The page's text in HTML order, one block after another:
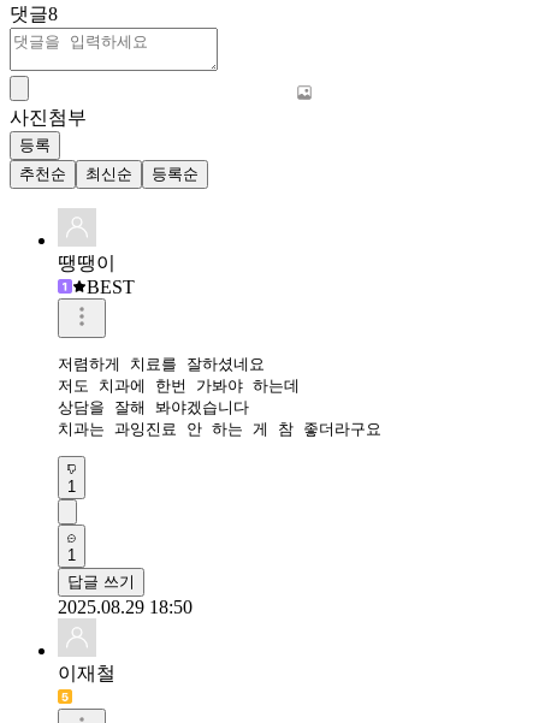
댓글8
사진첨부
등록
추천순
최신순 등록순
땡땡이
BEST
저렴하게 치료를 잘하셨네요
저도 치과에 한번 가봐야 하는데
상담을 잘해 봐야겠습니다
1
1
답글 쓰기
2025.08.29 18:50
이재철